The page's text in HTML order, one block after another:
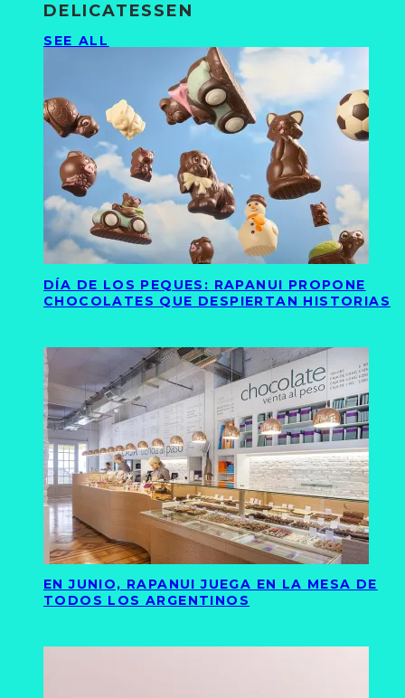
DELICATESSEN
SEE ALL
DÍA DE LOS PEQUES: RAPANUI PROPONE
CHOCOLATES QUE DESPIERTAN HISTORIAS
EN JUNIO, RAPANUI JUEGA EN LA MESA DE
TODOS LOS ARGENTINOS